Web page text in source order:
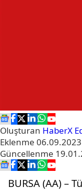
Oluşturan HaberX
Eklenme
Güncellenme
BURSA (AA) –